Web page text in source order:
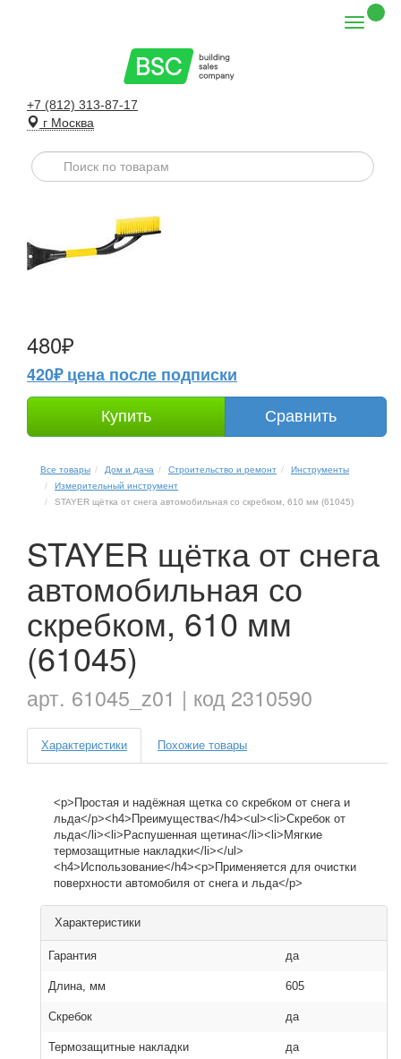
+7 (812) 313-87-17
г Москва
480₽
420₽ цена после подписки
Купить Сравнить
Все товары Дом и дача Строительство и ремонт
Инструменты
Измерительный инструмент
STAYER щётка от снега автомобильная со скребком, 610 мм (61045)
STAYER щётка от снега
автомобильная со
скребком, 610 мм
(61045)
арт. 61045_z01 | код 2310590
Характеристики Похожие товары
<p>Простая и надёжная щетка со скребком от снега и
льда</p><h4>Преимущества</h4><ul><li>Скребок от
льда</li><li>Распушенная щетина</li><li>Мягкие
термозащитные накладки</li></ul>
<h4>Использование</h4><p>Применяется для очистки
поверхности автомобиля от снега и льда</p>
Характеристики
Гарантия да
Длина, мм 605
Скребок да
Термозащитные накладки да